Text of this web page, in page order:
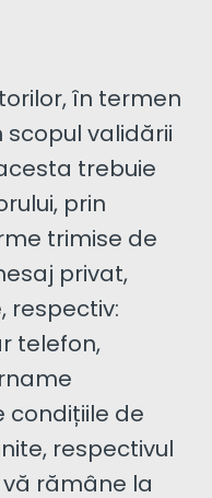
în termen
scopul validării
trebuie
prin
trimise de
privat,
respectiv:
telefon,
condițiile de
respectivul
rămâne la